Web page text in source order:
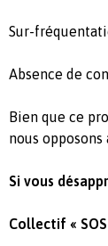
Sur-
Absence de
Bien que ce
nous
Si vous
Collectif «